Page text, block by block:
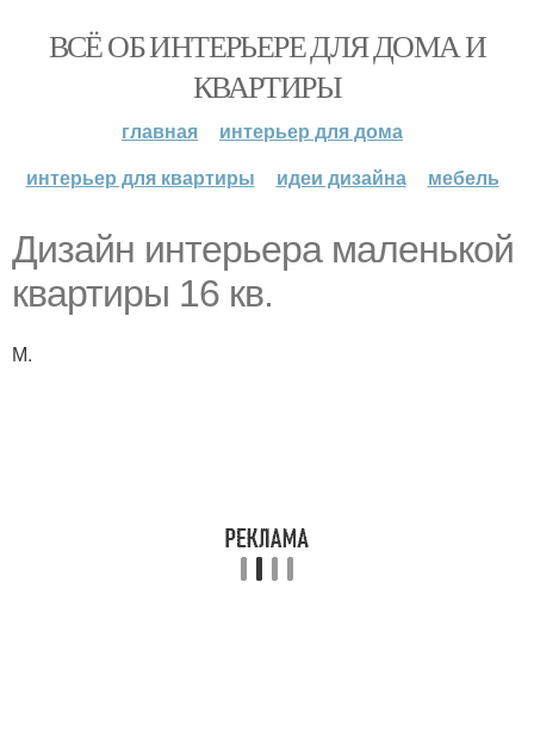
ВСЁ ОБ ИНТЕРЬЕРЕ ДЛЯ ДОМА И
КВАРТИРЫ
главная
интерьер для дома
интерьер для квартиры
идеи дизайна мебель
Дизайн интерьера маленькой
квартиры 16 кв.
М.